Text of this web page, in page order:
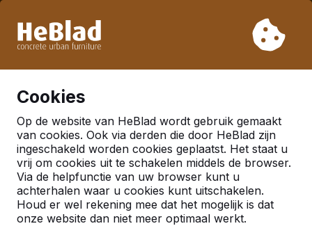
week 33. Houdt u daarom rekening met langere levertijden.
Cookies
Op de website van HeBlad wordt gebruik gemaakt
van cookies. Ook via derden die door HeBlad zijn
ingeschakeld worden cookies geplaatst. Het staat u
vrij om cookies uit te schakelen middels de browser.
Via de helpfunctie van uw browser kunt u
achterhalen waar u cookies kunt uitschakelen.
Houd er wel rekening mee dat het mogelijk is dat
onze website dan niet meer optimaal werkt.
Al meer dan 30.000 producten verkocht
Categorieën
Specials